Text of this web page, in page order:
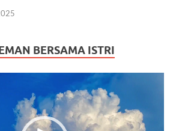
BERSAMA ISTRI